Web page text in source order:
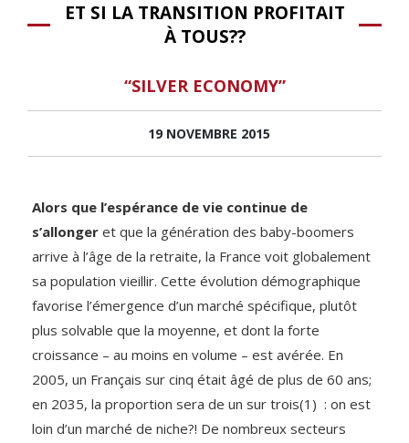
ET SI LA TRANSITION PROFITAIT
À TOUS??
“SILVER ECONOMY”
19 NOVEMBRE 2015
Alors que l’espérance de vie continue­ de
s’allonger et que la génération des baby-boomers
arrive à l’âge de la retraite, la France voit globalement
sa population vieillir. Cette évolution démographique
favorise l’émergence d’un marché spécifique, plutôt
plus solvable que la moyenne, et dont la forte
croissance – au moins en volume – est avérée. En
2005, un Français sur cinq était âgé de plus de 60 ans;
en 2035, la proportion sera de un sur trois(1) : on est
loin d’un marché de niche?! De nombreux secteurs